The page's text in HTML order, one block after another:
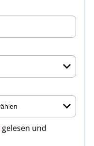
gelesen und